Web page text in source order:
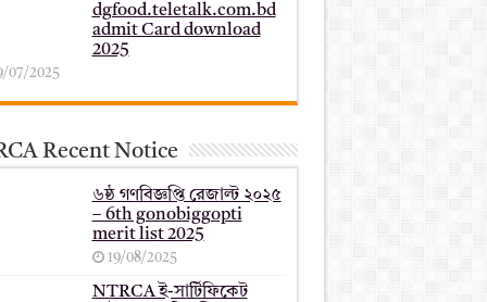
dgfood.teletalk.com.bd
admit Card download
2025
07/2025
Recent Notice
৬ষ্ঠ গণবিজ্ঞপ্তি রেজাল্ট ২০২৫
– 6th gonobiggopti
merit list 2025
19/08/2025
NTRCA ই-সার্টিফিকেট